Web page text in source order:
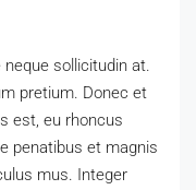
sollicitudin at.
pretium. Donec et
est, eu rhoncus
penatibus et magnis
mus. Integer